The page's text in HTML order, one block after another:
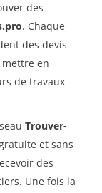
des
. Chaque
des devis
en
de travaux
Trouver-
et sans
des
Une fois la